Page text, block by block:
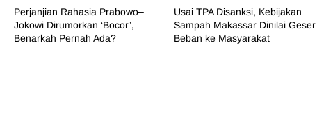
Perjanjian Rahasia Prabowo–
Jokowi Dirumorkan ‘Bocor’,
Benarkah Pernah Ada?
Usai TPA Disanksi, Kebijakan
Sampah Makassar Dinilai Geser
Beban ke Masyarakat